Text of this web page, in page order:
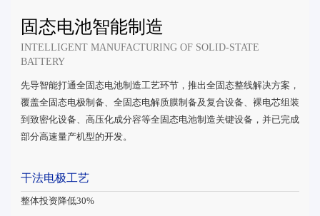
固态电池智能制造
INTELLIGENT MANUFACTURING OF SOLID-STATE
BATTERY
先导智能打通全固态电池制造工艺环节，推出全固态整线解决方案，
覆盖全固态电极制备、全固态电解质膜制备及复合设备、裸电芯组装
到致密化设备、高压化成分容等全固态电池制造关键设备，并已完成
部分高速量产机型的开发。
干法电极工艺
整体投资降低30%